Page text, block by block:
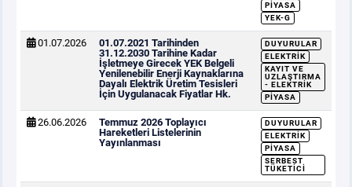
PIYASA
YEK-G
01.07.2026
01.07.2021 Tarihinden
31.12.2030 Tarihine Kadar
İşletmeye Girecek YEK Belgeli
Yenilenebilir Enerji Kaynaklarına
Dayalı Elektrik Üretim Tesisleri
İçin Uygulanacak Fiyatlar Hk.
DUYURULAR
ELEKTRIK
KAYIT VE
UZLAŞTIRMA
- ELEKTRIK
PIYASA
26.06.2026
Temmuz 2026 Toplayıcı
Hareketleri Listelerinin
Yayınlanması
DUYURULAR
ELEKTRIK
PIYASA
SERBEST
TÜKETICI